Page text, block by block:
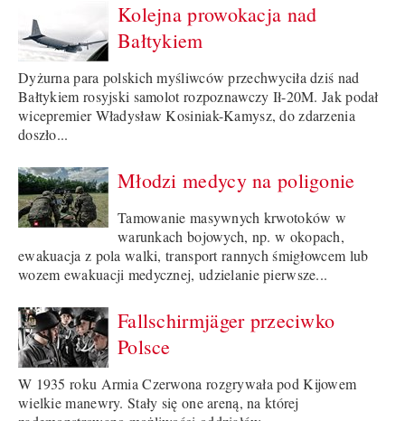
Kolejna prowokacja nad
Bałtykiem
Dyżurna para polskich myśliwców przechwyciła dziś nad
Bałtykiem rosyjski samolot rozpoznawczy Ił-20M. Jak podał
wicepremier Władysław Kosiniak-Kamysz, do zdarzenia
doszło...
Młodzi medycy na poligonie
Tamowanie masywnych krwotoków w
warunkach bojowych, np. w okopach,
ewakuacja z pola walki, transport rannych śmigłowcem lub
wozem ewakuacji medycznej, udzielanie pierwsze...
Fallschirmjäger przeciwko
Polsce
W 1935 roku Armia Czerwona rozgrywała pod Kijowem
wielkie manewry. Stały się one areną, na której